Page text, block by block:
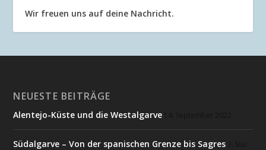
Wir freuen uns auf deine Nachricht.
NEUESTE BEITRÄGE
Alentejo-Küste und die Westalgarve
Südalgarve – Von der spanischen Grenze bis Sagres